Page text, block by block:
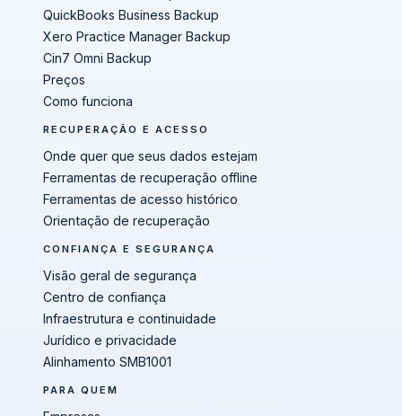
QuickBooks Business Backup
Xero Practice Manager Backup
Cin7 Omni Backup
Preços
Como funciona
RECUPERAÇÃO E ACESSO
Onde quer que seus dados estejam
Ferramentas de recuperação offline
Ferramentas de acesso histórico
Orientação de recuperação
CONFIANÇA E SEGURANÇA
Visão geral de segurança
Centro de confiança
Infraestrutura e continuidade
Jurídico e privacidade
Alinhamento SMB1001
PARA QUEM